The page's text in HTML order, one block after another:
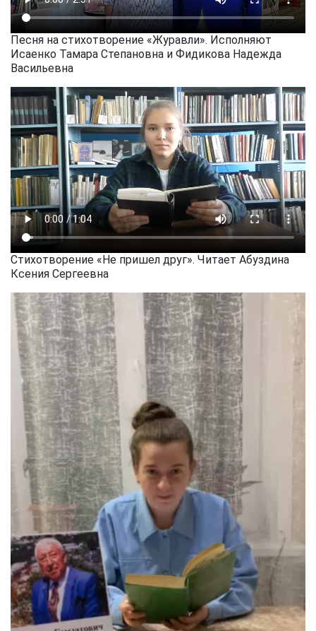
Песня на стихотворение «Журавли». Исполняют
Исаенко Тамара Степановна и Фидикова Надежда
Васильевна
Стихотворение «Не пришел друг». Читает Абуздина
Ксения Сергеевна